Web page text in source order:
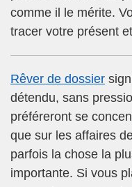
comme il le mérite.
tracer votre présent
Rêver de dossier
détendu, sans
préféreront se
que sur les affaires
parfois la chose la
importante. Si vous